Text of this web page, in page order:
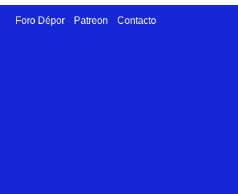
Foro Dépor Patreon Contacto